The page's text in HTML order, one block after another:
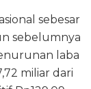
sebesar
sebelumnya
laba
miliar dari